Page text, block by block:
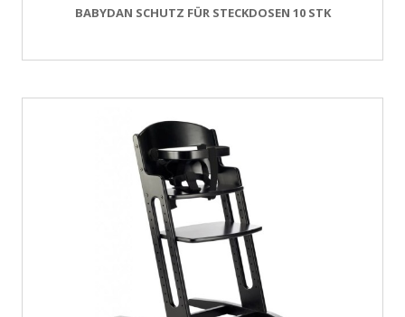
BABYDAN SCHUTZ FÜR STECKDOSEN 10 STK